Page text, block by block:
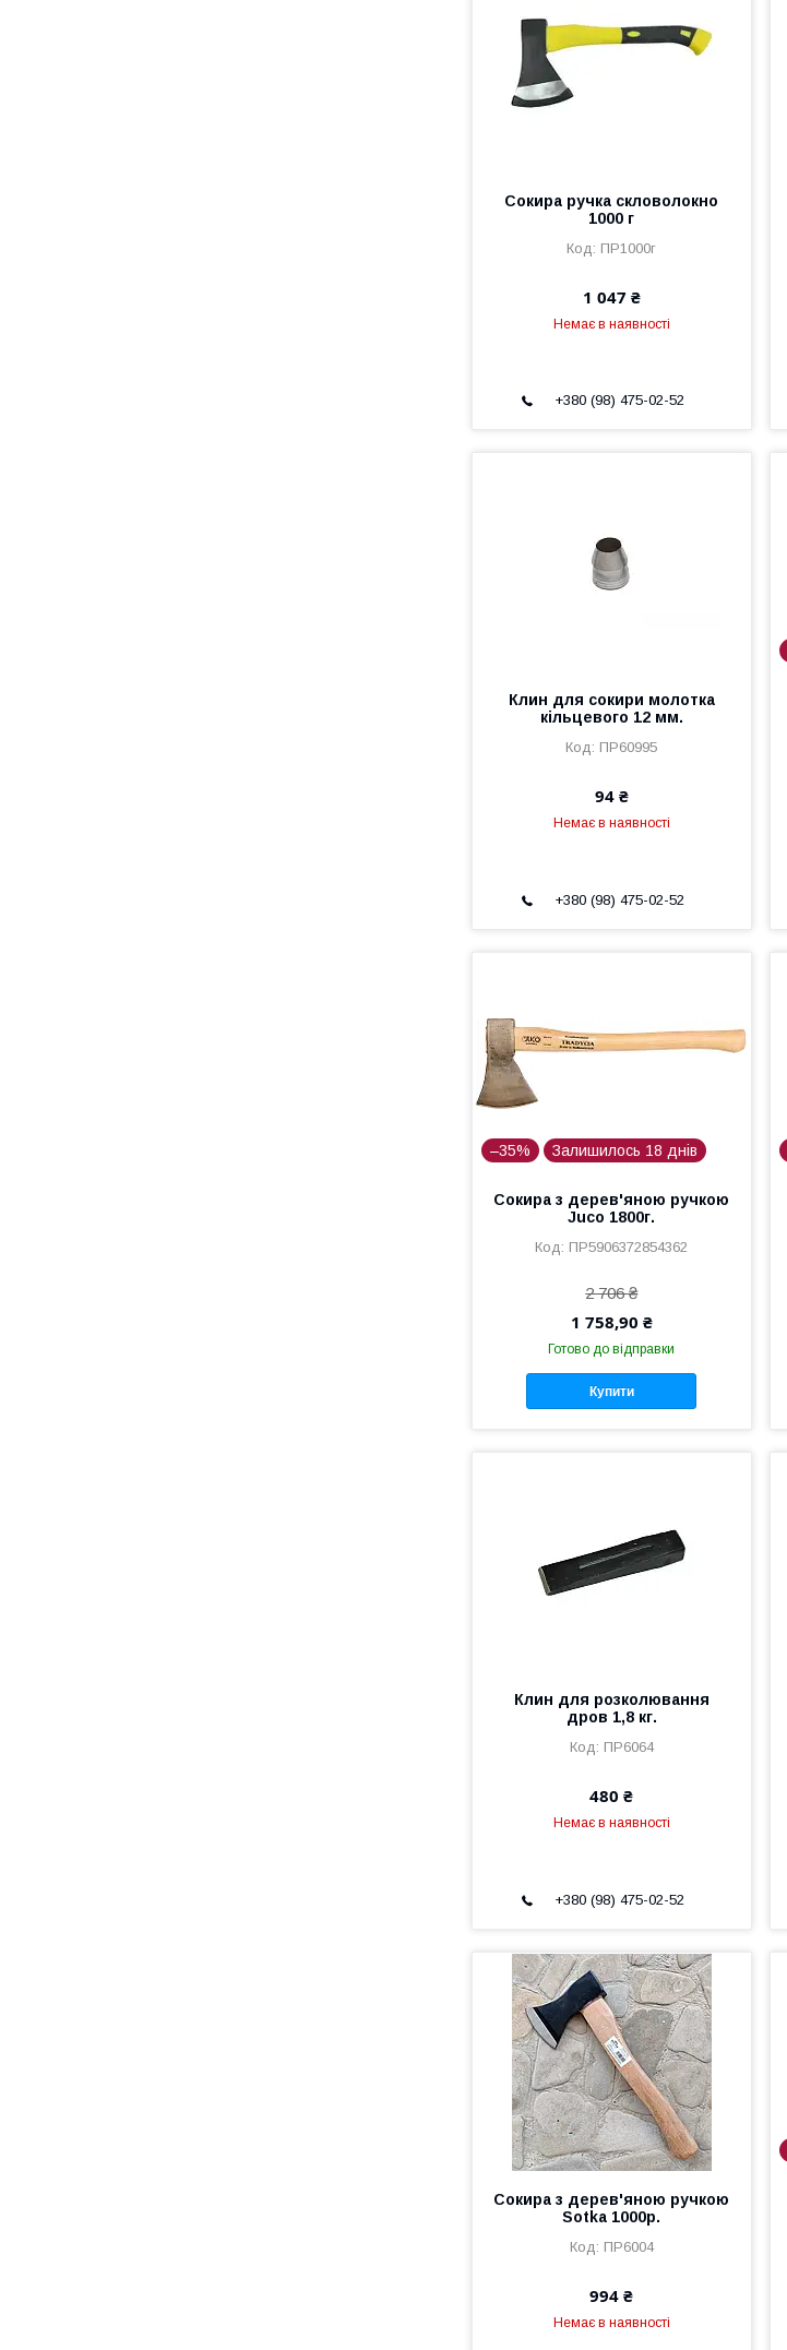
Сокира ручка скловолокно
1000 г
ПР1000г
1 047 ₴
Немає в наявності
+380 (98) 475-02-52
Клин для сокири молотка
кільцевого 12 мм.
ПР60995
94 ₴
Немає в наявності
+380 (98) 475-02-52
–35% Залишилось 18 днів
Сокира з дерев'яною ручкою
Juco 1800г.
ПР5906372854362
2 706 ₴
1 758,90 ₴
Готово до відправки
Купити
Клин для розколювання
дров 1,8 кг.
ПР6064
480 ₴
Немає в наявності
+380 (98) 475-02-52
Сокира з дерев'яною ручкою
Sotka 1000р.
ПР6004
994 ₴
Немає в наявності